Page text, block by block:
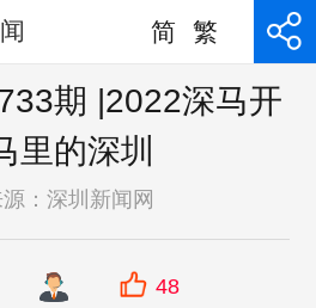
简 繁
期 |2022深马开
里的深圳
：深圳新闻网
48